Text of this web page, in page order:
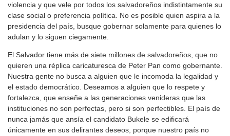
violencia y que vele por todos los salvadoreños indistintamente su
clase social o preferencia política. No es posible quien aspira a la
presidencia del país, busque gobernar solamente para quienes lo
adulan y lo siguen ciegamente.
El Salvador tiene más de siete millones de salvadoreños, que no
quieren una réplica caricaturesca de Peter Pan como gobernante.
Nuestra gente no busca a alguien que le incomoda la legalidad y
el estado democrático. Deseamos a alguien que lo respete y
fortalezca, que enseñe a las generaciones venideras que las
instituciones no son perfectas, pero si son perfectibles. El país de
nunca jamás que ansía el candidato Bukele se edificará
únicamente en sus delirantes deseos, porque nuestro país no